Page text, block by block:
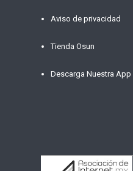
Aviso de privacidad
Tienda Osun
Descarga Nuestra App